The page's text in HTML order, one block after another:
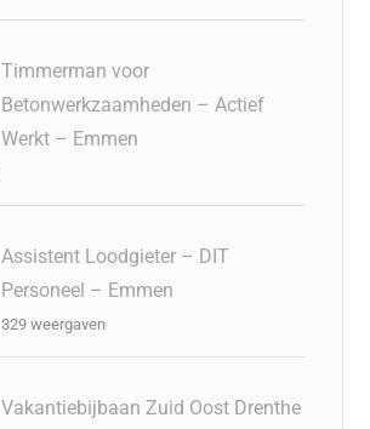
Timmerman voor
Betonwerkzaamheden – Actief
Werkt – Emmen
Assistent Loodgieter – DIT
Personeel – Emmen
329 weergaven
Vakantiebijbaan Zuid Oost Drenthe